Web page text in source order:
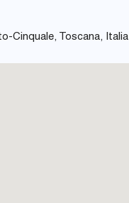
Cinquale, Toscana, Italia